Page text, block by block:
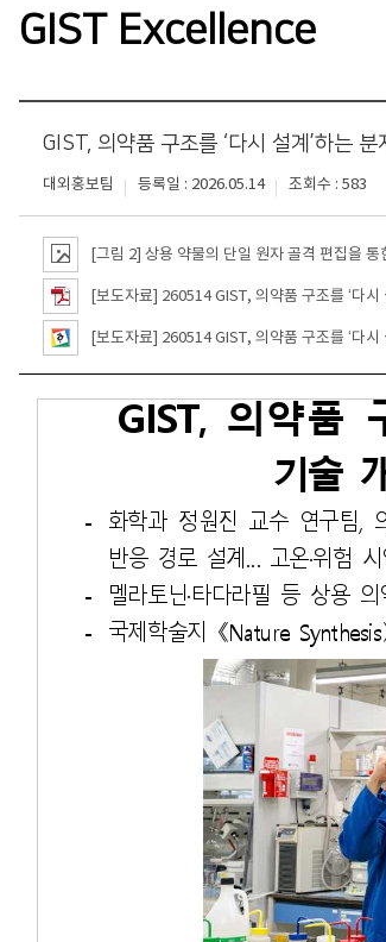
GIST Excellence
GIST, 의약품 구조를 ‘다시 설계’하는
대외홍보팀 등록일 : 2026.05.14 조회수 : 583
[그림 2] 상용 약물의 단일 원자 골격 편집을
[보도자료] 260514 GIST, 의약품 구조를 ‘다
[보도자료] 260514 GIST, 의약품 구조를 ‘다